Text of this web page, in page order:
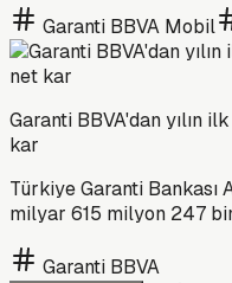
Garanti BBVA Mobil
Garanti BBVA'dan yılın
kar
Türkiye Garanti Bankası
milyar 615 milyon 247
Garanti BBVA